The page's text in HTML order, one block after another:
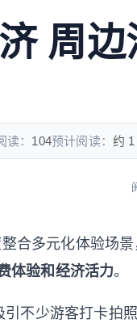
周
读： 104预计阅读：约
合多元化体验场
体验和经济活力。
不少游客打卡拍照